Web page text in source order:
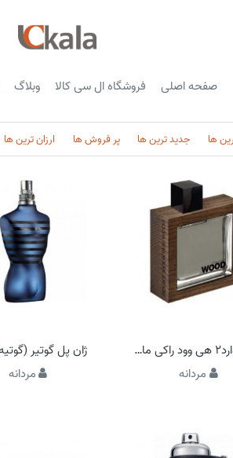
صفحه اصلی فروشگاه ال سی کالا وبلاگ
ها جدید ترین ها پر فروش ها ارزان ترین ها
دسکوارد2 هی وود راکی مانتین وود (مشکی)
مردانه
مردانه